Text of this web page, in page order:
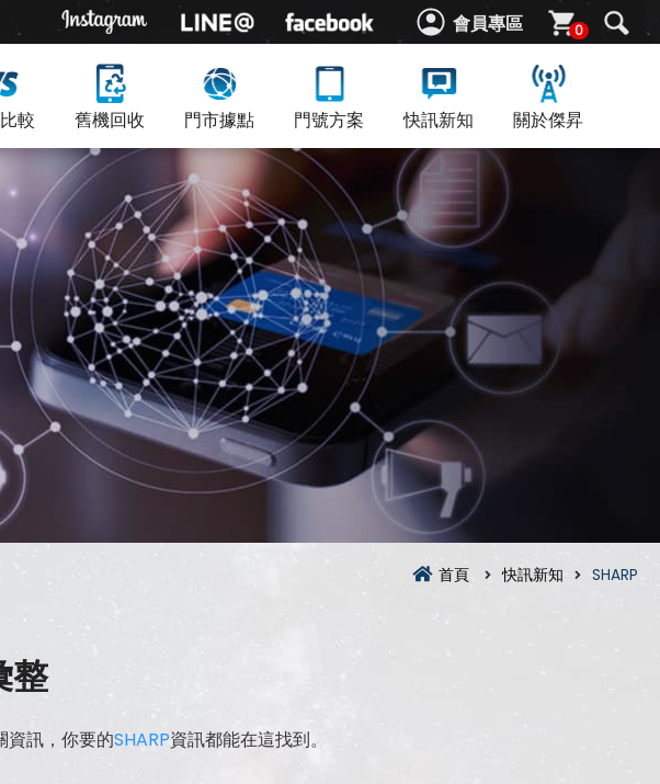
會員專區 0
較 舊機回收 門市據點 門號方案 快訊新知 關於傑昇
首頁 快訊新知 SHARP
整
資訊，你要的SHARP資訊都能在這找到。